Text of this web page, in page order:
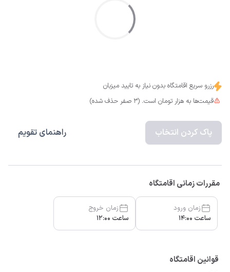
رزرو سریع اقامتگاه بدون نیاز به تایید میزبان
قیمت‌ها به هزار تومان است. (3 صفر حذف شده)
پاک کردن انتخاب راهنمای تقویم
مقررات زمانی اقامتگاه
زمان ورود
ساعت 14:00
زمان خروج
ساعت 12:00
قوانین اقامتگاه